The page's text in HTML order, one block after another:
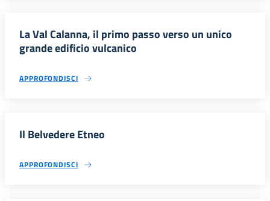
La Val Calanna, il primo passo verso un unico
grande edificio vulcanico
APPROFONDISCI
Il Belvedere Etneo
APPROFONDISCI